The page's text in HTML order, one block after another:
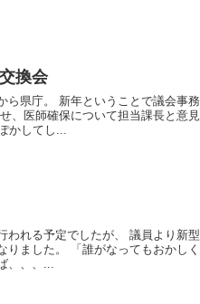
換会
ら県庁。 新年ということで議会事
、医師確保について担当課長と意
かしてし...
われる予定でしたが、 議員より新
ました。 「誰がなってもおかし
、、、...